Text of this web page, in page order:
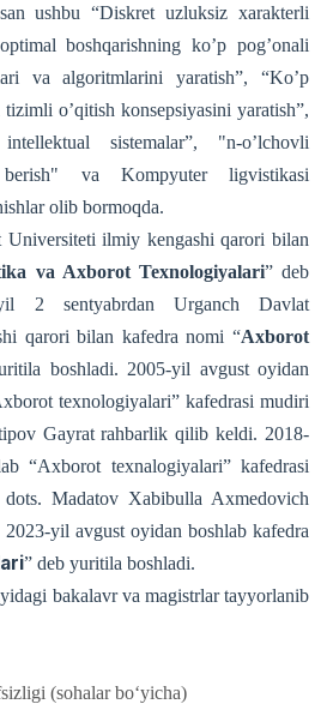
ushbu “Diskret uzluksiz xarakterli
boshqarishning ko’p pog’onali
va algoritmlarini yaratish”, “Ko’p
o’qitish konsepsiyasini yaratish”,
sistemalar”, "n-o’lchovli
va Kompyuter ligvistikasi
olib bormoqda.
ilmiy kengashi qarori bilan
va Axborot Texnologiyalari” deb
2 sentyabrdan Urganch Davlat
qarori bilan kafedra nomi “Axborot
boshladi. 2005-yil avgust oyidan
texnologiyalari” kafedrasi mudiri
Gayrat rahbarlik qilib keldi. 2018-
“Axborot texnalogiyalari” kafedrasi
Madatov Xabibulla Axmedovich
yil avgust oyidan boshlab kafedra
” deb yuritila boshladi.
bakalavr va magistrlar tayyorlanib
(sohalar bo‘yicha)